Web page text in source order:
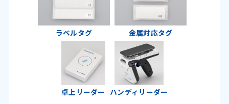
ラベルタグ 金属対応タグ
卓上リーダー ハンディリーダー